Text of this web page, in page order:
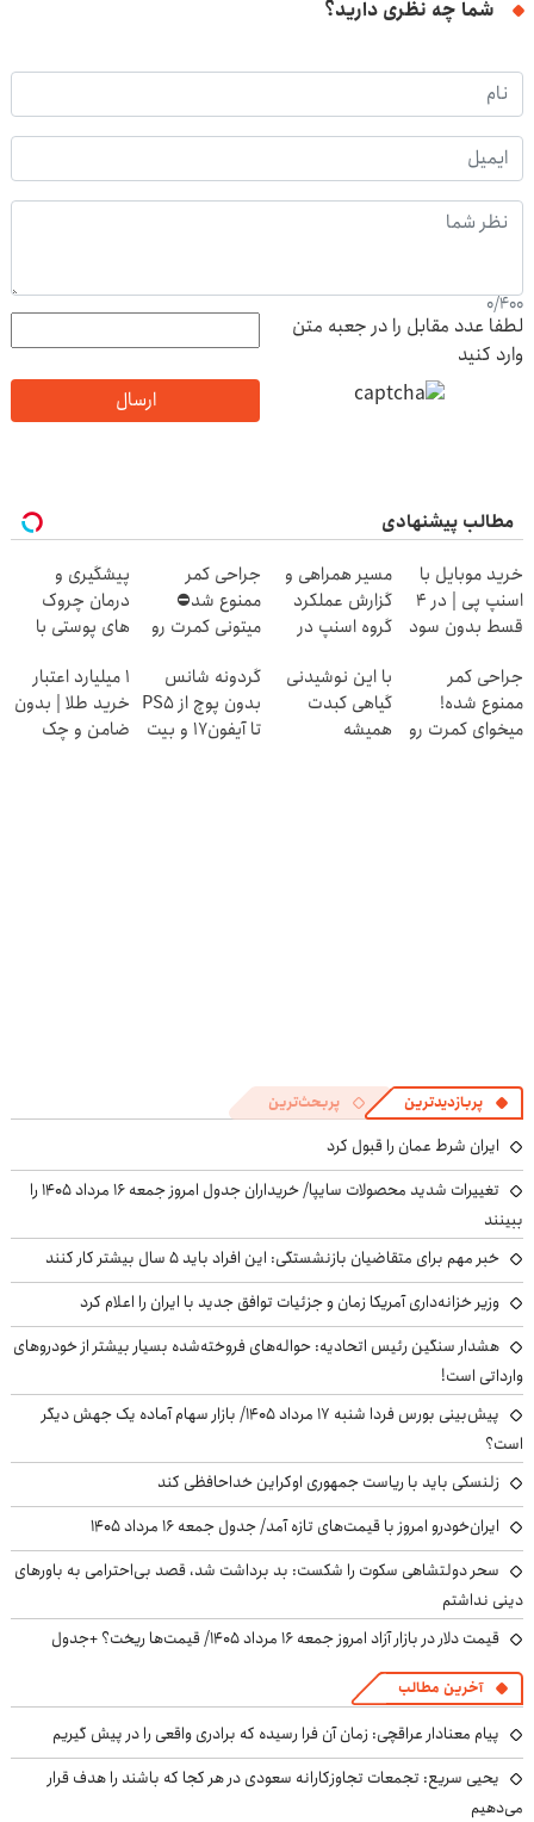
شما چه نظری دارید؟
0/400
لطفا عدد مقابل را در جعبه متن
وارد کنید
ارسال
مطالب پیشنهادی
خرید موبایل با
اسنپ پی | در ۴
قسط بدون سود
مسیر همراهی و
گزارش عملکرد
گروه اسنپ در
جراحی کمر
ممنوع شد⛔
میتونی کمرت رو
کنی! 👈🏻
پرسش‌نامه
پیشگیری و
درمان چروک
های پوستی با
جراحی کمر
ممنوع شده!
میخوای کمرت رو
با این نوشیدنی
گیاهی کبدت
همیشه
گردونه شانس
بدون پوچ از PS5
تا آیفون17 و بیت
۱ میلیارد اعتبار
خرید طلا | بدون
ضامن و چک
پربازدیدترین پربحث‌ترین
ایران شرط عمان را قبول کرد
تغییرات شدید محصولات سایپا/ خریداران جدول امروز جمعه ۱۶ مرداد ۱۴۰۵ را
ببینند
خبر مهم برای متقاضیان بازنشستگی: این افراد باید ۵ سال بیشتر کار کنند
وزیر خزانه‌داری آمریکا زمان و جزئیات توافق جدید با ایران را اعلام کرد
هشدار سنگین رئیس اتحادیه: حواله‌های فروخته‌شده بسیار بیشتر از خودروهای
وارداتی است!
پیش‌بینی بورس فردا شنبه ۱۷ مرداد ۱۴۰۵/ بازار سهام آماده یک جهش دیگر
است؟
زلنسکی باید با ریاست جمهوری اوکراین خداحافظی کند
ایران‌خودرو امروز با قیمت‌های تازه آمد/ جدول جمعه ۱۶ مرداد ۱۴۰۵
سحر دولتشاهی سکوت را شکست: بد برداشت شد، قصد بی‌احترامی به باورهای
دینی نداشتم
قیمت دلار در بازار آزاد امروز جمعه ۱۶ مرداد ۱۴۰۵/ قیمت‌ها ریخت؟ +جدول
آخرین مطالب
پیام معنادار عراقچی: زمان آن فرا رسیده که برادری واقعی را در پیش گیریم
یحیی سریع: تجمعات تجاوزکارانه سعودی در هر کجا که باشند را هدف قرار
می‌دهیم